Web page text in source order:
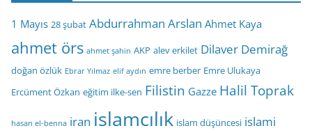
1 Mayıs 28 şubat Abdurrahman Arslan Ahmet Kaya
ahmet örs ahmet şahin AKP alev erkilet Dilaver Demirağ
doğan özlük Ebrar Yılmaz elif aydın emre berber Emre Ulukaya
Ercüment Özkan eğitim ilke-sen Filistin Gazze Halil Toprak
hasan el-benna iran islamcılık islam düşüncesi islami